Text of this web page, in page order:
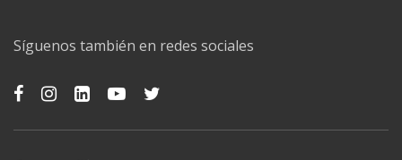
Síguenos también en redes sociales